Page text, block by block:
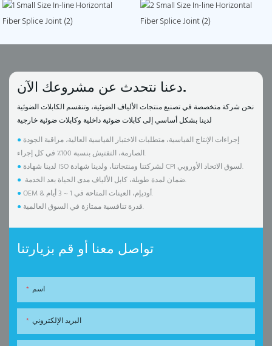
دعنا نتحدث عن مشروعك الآن.
نحن شركة متخصصة في تصنيع منتجات الألياف الضوئية، وتنقسم الكابلات الضوئية
● إجراءات الإنتاج القياسية، متطلبات الاختبار القياسية العالية، مراقبة الجودة
الصارمة، التفتيش بنسبة 100٪ في كل إجراء.
●
لدينا شهادة ISO لشركتنا ومنتجاتنا، ولدينا شهادة CPI لسوق الاتحاد الأوروبي.
●
ضمان لمدة طويلة، كابل الألياف مدى الحياة بعد الخدمة.
●
OEM & أوديإم، العينات المتاحة في 1 ~ 3 أيام.
●
قدرة تنافسية ممتازة في السوق العالمية.
تواصل معنا أو قم بزيارتنا
اسم
البريد الإلكتروني